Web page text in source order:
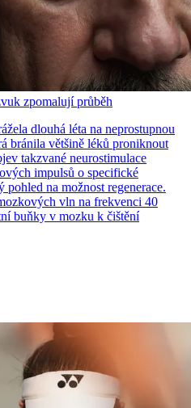
zpomalují průběh
dlouhá léta na neprostupnou
bránila většině léků proniknout
takzvané neurostimulace
impulsů o specifické
na možnost regenerace.
vln na frekvenci 40
buňky v mozku k čištění